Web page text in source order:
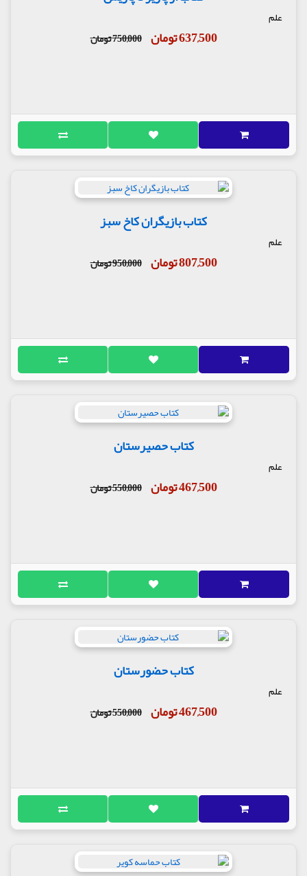
علم
637,500 تومان 750,000 تومان
کتاب بازیگران کاخ سبز
علم
807,500 تومان 950,000 تومان
کتاب حصیرستان
علم
467,500 تومان 550,000 تومان
کتاب حضورستان
علم
467,500 تومان 550,000 تومان